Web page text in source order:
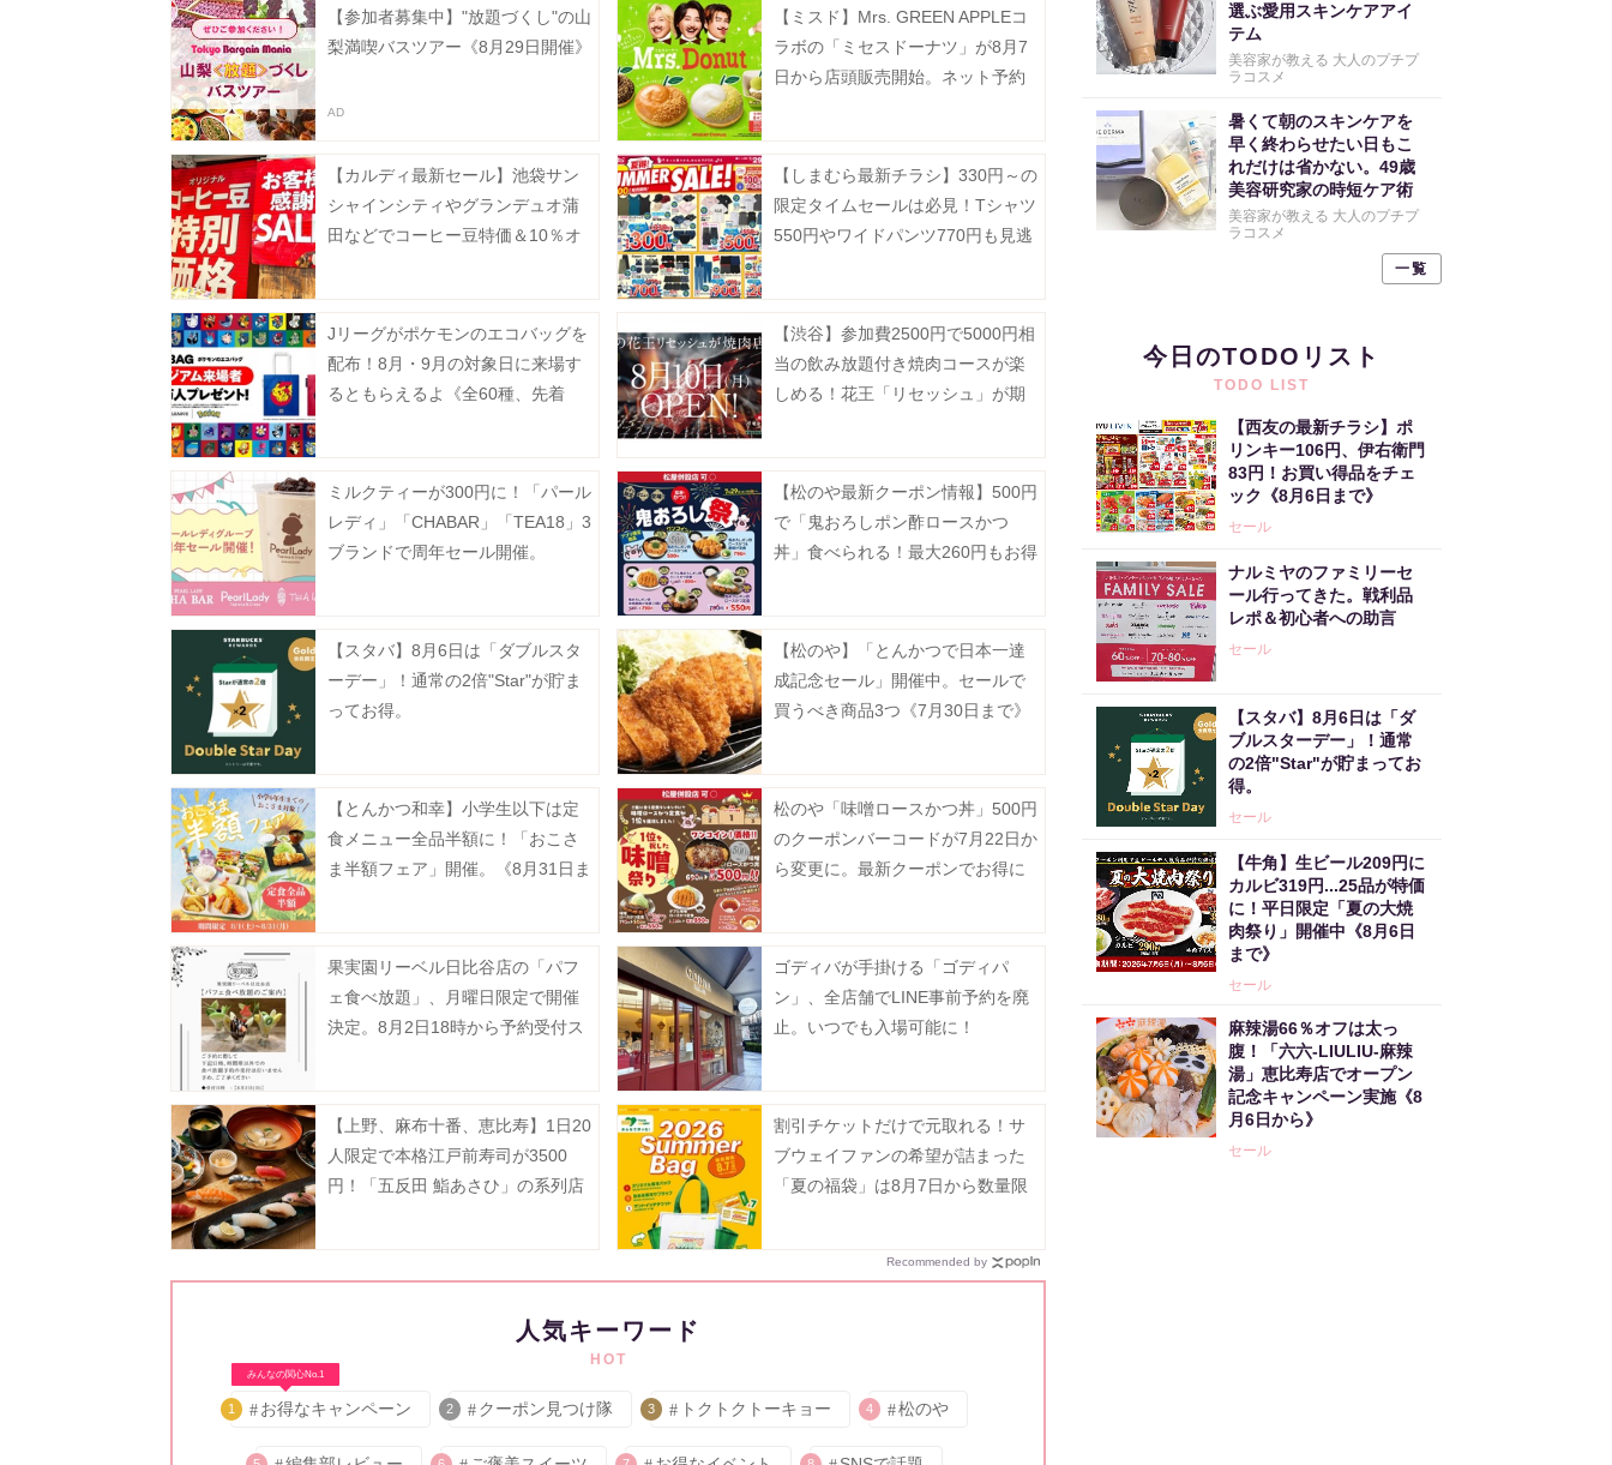
【参加者募集中】"放題づくし"の山
梨満喫バスツアー《8月29日開催》
【ミスド】Mrs. GREEN APPLEコ
ラボの「ミセスドーナツ」が8月7
日から店頭販売開始。ネット予約
【カルディ最新セール】池袋サン
シャインシティやグランデュオ蒲
田などでコーヒー豆特価＆10％オ
【しまむら最新チラシ】330円～の
限定タイムセールは必見！Tシャツ
550円やワイドパンツ770円も見逃
Jリーグがポケモンのエコバッグを
配布！8月・9月の対象日に来場す
るともらえるよ《全60種、先着
【渋谷】参加費2500円で5000円相
当の飲み放題付き焼肉コースが楽
しめる！花王「リセッシュ」が期
ミルクティーが300円に！「パール
レディ」「CHABAR」「TEA18」3
ブランドで周年セール開催。
【松のや最新クーポン情報】500円
で「鬼おろしポン酢ロースかつ
丼」食べられる！最大260円もお得
【スタバ】8月6日は「ダブルスタ
ーデー」！通常の2倍"Star"が貯ま
ってお得。
【松のや】「とんかつで日本一達
成記念セール」開催中。セールで
買うべき商品3つ《7月30日まで》
【とんかつ和幸】小学生以下は定
食メニュー全品半額に！「おこさ
ま半額フェア」開催。《8月31日ま
松のや「味噌ロースかつ丼」500円
のクーポンバーコードが7月22日か
ら変更に。最新クーポンでお得に
果実園リーベル日比谷店の「パフ
ェ食べ放題」、月曜日限定で開催
決定。8月2日18時から予約受付ス
ゴディバが手掛ける「ゴディパ
ン」、全店舗でLINE事前予約を廃
止。いつでも入場可能に！
【上野、麻布十番、恵比寿】1日20
人限定で本格江戸前寿司が3500
円！「五反田 鮨あさひ」の系列店
割引チケットだけで元取れる！サ
ブウェイファンの希望が詰まった
「夏の福袋」は8月7日から数量限
Recommended by
人気キーワード
HOT
みんなの関心No.1
1 お得なキャンペーン 2 クーポン見つけ隊 3 トクトクトーキョー 4 松のや
選ぶ愛用スキンケアアイ
テム
美容家が教える 大人のプチプ
ラコスメ
暑くて朝のスキンケアを
早く終わらせたい日もこ
れだけは省かない。49歳
美容研究家の時短ケア術
美容家が教える 大人のプチプ
ラコスメ
一覧
今日のTODOリスト
TODO LIST
【西友の最新チラシ】ポ
リンキー106円、伊右衛門
83円！お買い得品をチェ
ック《8月6日まで》
セール
ナルミヤのファミリーセ
ール行ってきた。戦利品
レポ＆初心者への助言
セール
【スタバ】8月6日は「ダ
ブルスターデー」！通常
の2倍"Star"が貯まってお
得。
セール
【牛角】生ビール209円に
カルビ319円...25品が特価
に！平日限定「夏の大焼
肉祭り」開催中《8月6日
まで》
セール
麻辣湯66％オフは太っ
腹！「六六-LIULIU-麻辣
湯」恵比寿店でオープン
記念キャンペーン実施《8
月6日から》
セール